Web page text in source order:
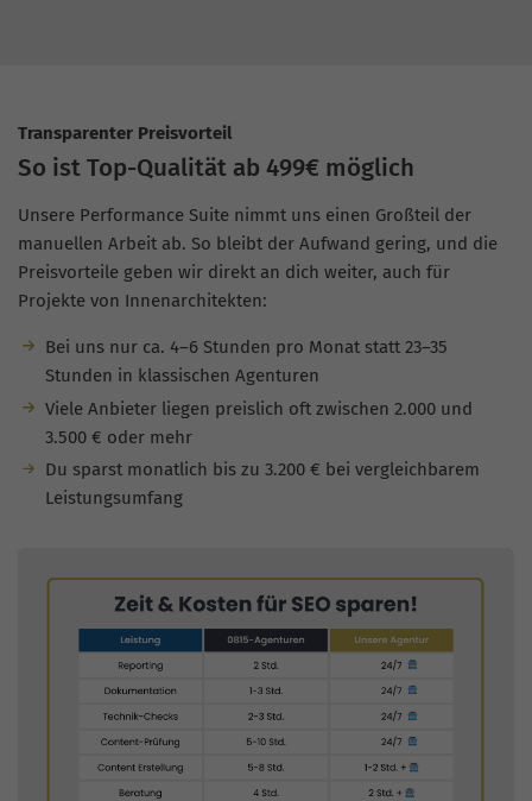
Transparenter Preisvorteil
So ist Top-Qualität ab 499€ möglich
Unsere Performance Suite nimmt uns einen Großteil der
manuellen Arbeit ab. So bleibt der Aufwand gering, und die
Preisvorteile geben wir direkt an dich weiter, auch für
Projekte von Innenarchitekten:
Bei uns nur ca. 4–6 Stunden pro Monat statt 23–35
Stunden in klassischen Agenturen
Viele Anbieter liegen preislich oft zwischen 2.000 und
3.500 € oder mehr
Du sparst monatlich bis zu 3.200 € bei vergleichbarem
Leistungsumfang